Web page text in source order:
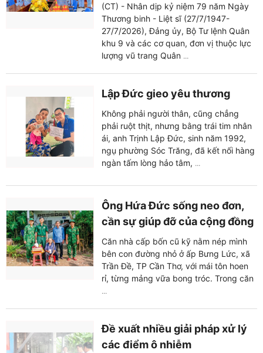
(CT) - Nhân dịp kỷ niệm 79 năm Ngày
Thương binh - Liệt sĩ (27/7/1947-
27/7/2026), Đảng ủy, Bộ Tư lệnh Quân
khu 9 và các cơ quan, đơn vị thuộc lực
lượng vũ trang Quân...
Lập Đức gieo yêu thương
Không phải người thân, cũng chẳng
phải ruột thịt, nhưng bằng trái tim nhân
ái, anh Trịnh Lập Đức, sinh năm 1992,
ngụ phường Sóc Trăng, đã kết nối hàng
ngàn tấm lòng hảo tâm, ...
Ông Hứa Đức sống neo đơn,
cần sự giúp đỡ của cộng đồng
Căn nhà cấp bốn cũ kỹ nằm nép mình
bên con đường nhỏ ở ấp Bưng Lức, xã
Trần Đề, TP Cần Thơ, với mái tôn hoen
rỉ, từng mảng vữa bong tróc. Trong căn
...
Đề xuất nhiều giải pháp xử lý
các điểm ô nhiễm